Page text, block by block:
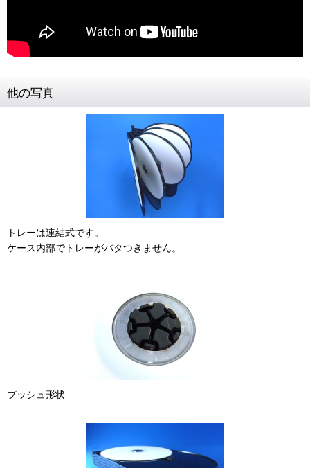
他の写真
トレーは連結式です。
ケース内部でトレーがバタつきません。
プッシュ形状